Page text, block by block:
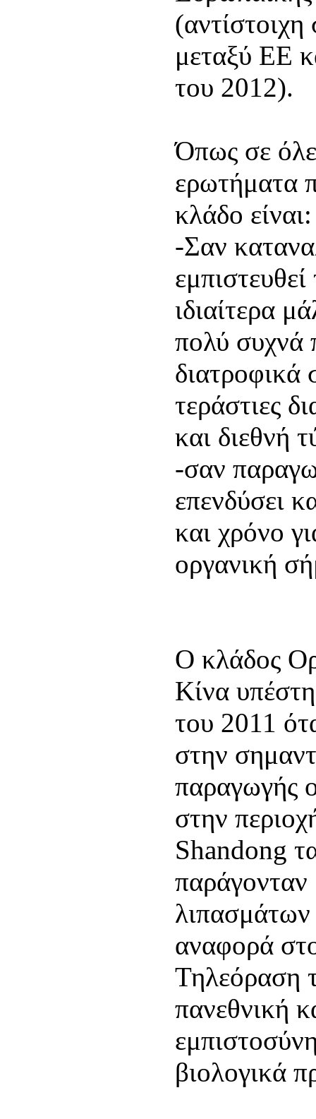
μεταξύ ΕΕ
του 2012).
Όπως σε
ερωτήματα
κλάδο είναι:
-Σαν
ιδιαίτερα
πολύ συχνά
τεράστιες
και διεθνή
-σαν
επενδύσει
και χρόνο
οργανική
Ο κλάδος
Κίνα
του 2011
στην
παραγωγής
στην
Shandong
αναφορά
Τηλεόραση
πανεθνική
βιολογικά